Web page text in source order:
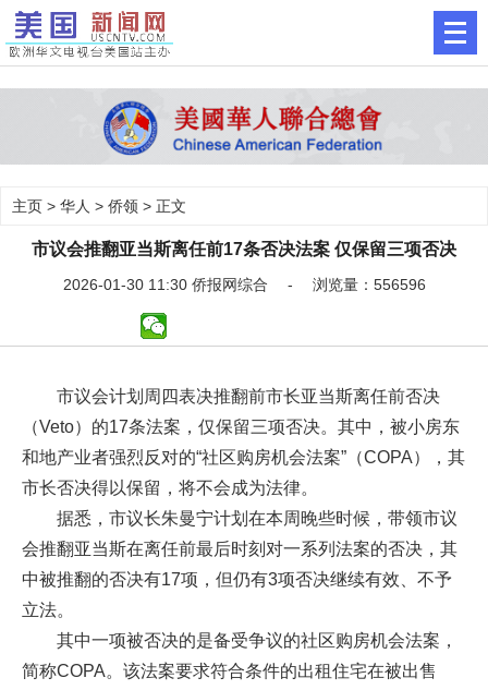
主页 > 华人 > 侨领 > 正文
市议会推翻亚当斯离任前17条否决法案 仅保留三项否决
2026-01-30 11:30 侨报网综合 - 浏览量：556596
市议会计划周四表决推翻前市长亚当斯离任前否决
（Veto）的17条法案，仅保留三项否决。其中，被小房东
和地产业者强烈反对的“社区购房机会法案”（COPA），其
市长否决得以保留，将不会成为法律。
据悉，市议长朱曼宁计划在本周晚些时候，带领市议
会推翻亚当斯在离任前最后时刻对一系列法案的否决，其
中被推翻的否决有17项，但仍有3项否决继续有效、不予
立法。
其中一项被否决的是备受争议的社区购房机会法案，
简称COPA。该法案要求符合条件的出租住宅在被出售